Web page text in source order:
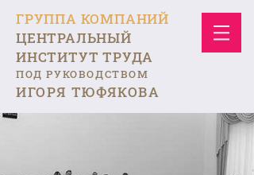
ГРУППА КОМПАНИЙ
ЦЕНТРАЛЬНЫЙ
ИНСТИТУТ ТРУДА
ПОД РУКОВОДСТВОМ
ИГОРЯ ТЮФЯКОВА